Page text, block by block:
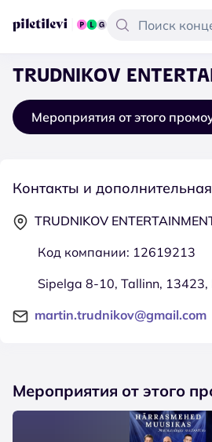
TRUDNIKOV
Мероприятия от этого
Контакты и
TRUDNIKOV
Код компании: 12619213
Sipelga 8-10, Tallinn, 13423,
martin.trudnikov@gmail.com
Мероприятия от этого